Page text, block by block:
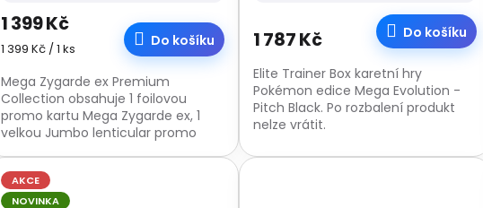
1 399 Kč
Měrná
1 399 Kč / 1 ks Do košíku
Mega Zygarde ex Premium
Collection obsahuje 1 foilovou
promo kartu Mega Zygarde ex, 1
velkou Jumbo lenticular promo
herních...
1 787 Kč Do košíku
Elite Trainer Box karetní hry
Pokémon edice Mega Evolution -
Pitch Black. Po rozbalení produkt
nelze vrátit.
AKCE
NOVINKA